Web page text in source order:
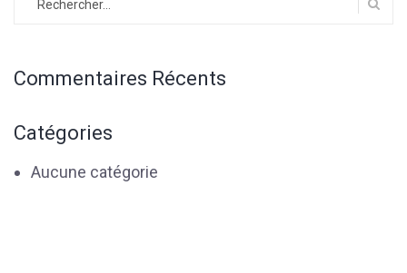
Commentaires Récents
Catégories
Aucune catégorie